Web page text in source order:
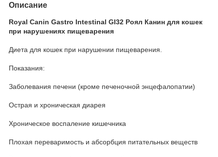
Описание
Royal Canin Gastro Intestinal GI32 Роял Канин для кошек
при нарушениях пищеварения
Диета для кошек при нарушении пищеварения.
Показания:
Заболевания печени (кроме печеночной энцефалопатии)
Острая и хроническая диарея
Хроническое воспаление кишечника
Плохая переваримость и абсорбция питательных веществ